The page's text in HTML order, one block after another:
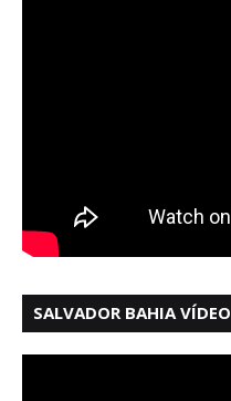
SALVADOR BAHIA VÍDEO